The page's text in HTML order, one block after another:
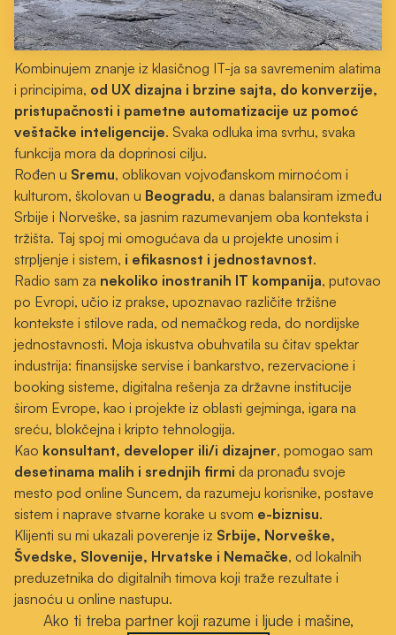
Kombinujem znanje iz klasičnog IT-ja sa savremenim alatima
i principima, od UX dizajna i brzine sajta, do konverzije,
pristupačnosti i pametne automatizacije uz pomoć
veštačke inteligencije. Svaka odluka ima svrhu, svaka
funkcija mora da doprinosi cilju.
Rođen u Sremu, oblikovan vojvođanskom mirnoćom i
kulturom, školovan u Beogradu, a danas balansiram između
Srbije i Norveške, sa jasnim razumevanjem oba konteksta i
tržišta. Taj spoj mi omogućava da u projekte unosim i
strpljenje i sistem, i efikasnost i jednostavnost.
Radio sam za nekoliko inostranih IT kompanija, putovao
po Evropi, učio iz prakse, upoznavao različite tržišne
kontekste i stilove rada, od nemačkog reda, do nordijske
jednostavnosti. Moja iskustva obuhvatila su čitav spektar
industrija: finansijske servise i bankarstvo, rezervacione i
booking sisteme, digitalna rešenja za državne institucije
širom Evrope, kao i projekte iz oblasti gejminga, igara na
sreću, blokčejna i kripto tehnologija.
Kao konsultant, developer ili/i dizajner, pomogao sam
desetinama malih i srednjih firmi da pronađu svoje
mesto pod online Suncem, da razumeju korisnike, postave
sistem i naprave stvarne korake u svom e-biznisu.
Klijenti su mi ukazali poverenje iz Srbije, Norveške,
Švedske, Slovenije, Hrvatske i Nemačke, od lokalnih
preduzetnika do digitalnih timova koji traže rezultate i
jasnoću u online nastupu.
Ako ti treba partner koji razume i ljude i mašine,